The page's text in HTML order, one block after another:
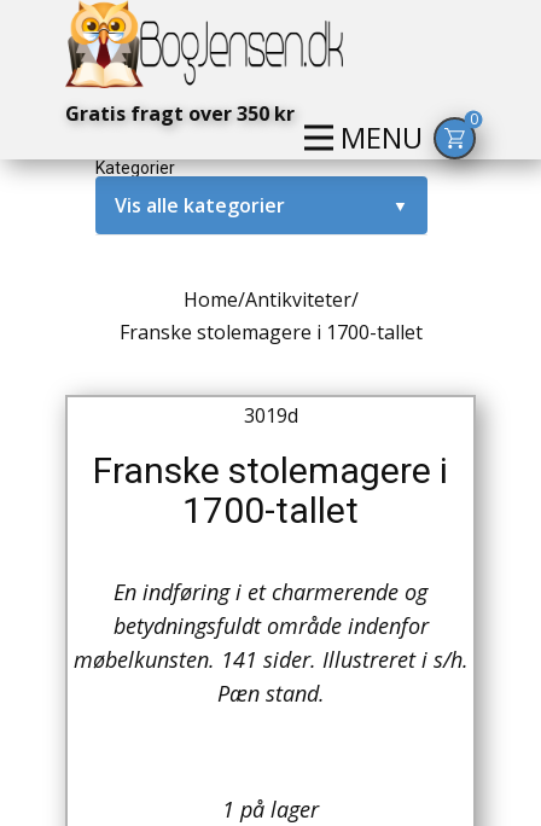
MENU
Gratis fragt over 350 kr 0
Kategorier
Vis alle kategorier ▼
Amerika / USA
Antikke / Specielle Bøger
Antikviteter
Arkitektur
Asien
Home/Antikviteter/
Franske stolemagere i 1700-tallet
3019d
Franske stolemagere i
1700-tallet
En indføring i et charmerende og
betydningsfuldt område indenfor
møbelkunsten. 141 sider. Illustreret i s/h.
Pæn stand.
1 på lager